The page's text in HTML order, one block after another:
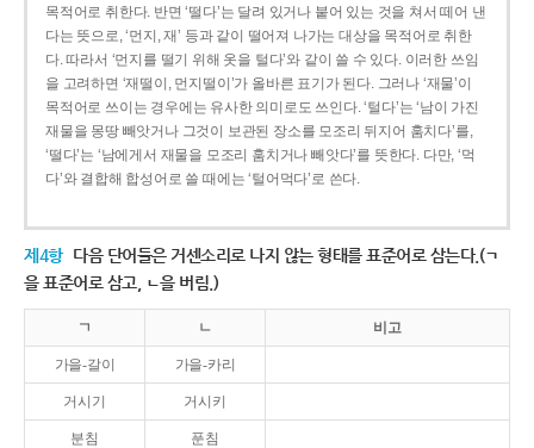
목적어로 취한다. 반면 ‘떨다’는 달려 있거나 붙어 있는 것을 쳐서 떼어 낸
다는 뜻으로, ‘먼지, 재’ 등과 같이 떨어져 나가는 대상을 목적어로 취한
다. 따라서 ‘먼지를 떨기 위해 옷을 털다’와 같이 쓸 수 있다. 이러한 쓰임
을 고려하면 ‘재떨이, 먼지떨이’가 올바른 표기가 된다. 그러나 ‘재물’이
목적어로 쓰이는 경우에는 유사한 의미로도 쓰인다. ‘털다’는 ‘남이 가진
재물을 몽땅 빼앗거나 그것이 보관된 장소를 모조리 뒤지어 훔치다’를,
‘떨다’는 ‘남에게서 재물을 모조리 훔치거나 빼앗다’를 뜻한다. 다만, ‘먹
다’와 결합해 합성어로 쓸 때에는 ‘털어먹다’로 쓴다.
제4항 다음 단어들은 거센소리로 나지 않는 형태를 표준어로 삼는다.(ㄱ
을 표준어로 삼고, ㄴ을 버림.)
ㄱ ㄴ 비고
가을-갈이 가을-카리
거시기 거시키
분침 푼침